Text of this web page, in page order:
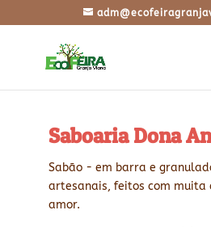
Saboaria Dona
Sabão - em barra e
artesanais, feitos com muita
amor.